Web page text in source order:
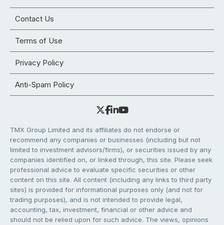
Contact Us
Terms of Use
Privacy Policy
Anti-Spam Policy
TMX Group Limited and its affiliates do not endorse or
recommend any companies or businesses (including but not
limited to investment advisors/firms), or securities issued by any
companies identified on, or linked through, this site. Please seek
professional advice to evaluate specific securities or other
content on this site. All content (including any links to third party
sites) is provided for informational purposes only (and not for
trading purposes), and is not intended to provide legal,
accounting, tax, investment, financial or other advice and
should not be relied upon for such advice. The views, opinions